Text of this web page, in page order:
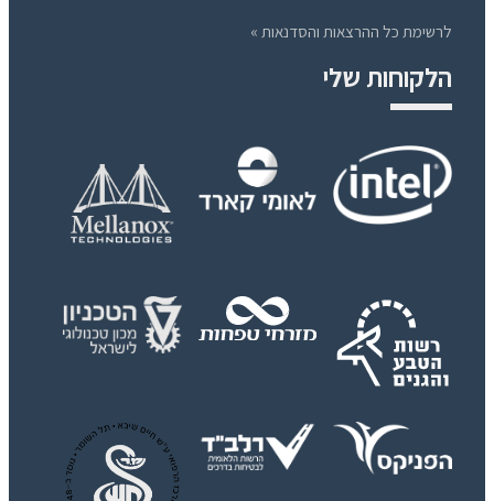
לרשימת כל ההרצאות והסדנאות »
הלקוחות שלי